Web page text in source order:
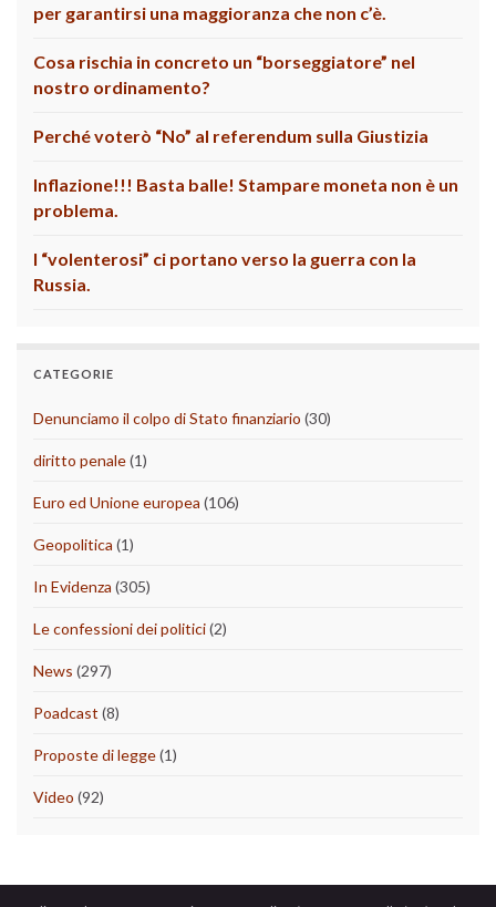
per garantirsi una maggioranza che non c’è.
Cosa rischia in concreto un “borseggiatore” nel
nostro ordinamento?
Perché voterò “No” al referendum sulla Giustizia
Inflazione!!! Basta balle! Stampare moneta non è un
problema.
I “volenterosi” ci portano verso la guerra con la
Russia.
CATEGORIE
Denunciamo il colpo di Stato finanziario (30)
diritto penale(1)
Euro ed Unione europea (106)
Geopolitica (1)
In Evidenza (305)
Le confessioni dei politici(2)
News (297)
Poadcast (8)
Proposte di legge(1)
Video (92)